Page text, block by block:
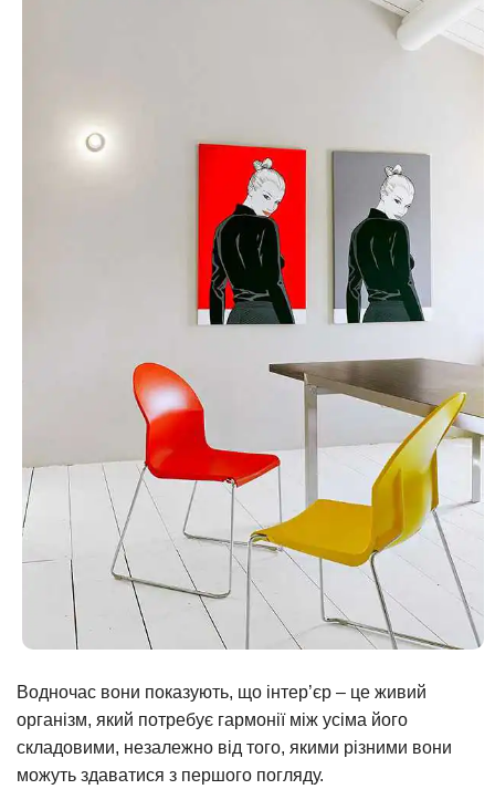
Водночас вони показують, що інтер’єр – це живий
організм, який потребує гармонії між усіма його
складовими, незалежно від того, якими різними вони
можуть здаватися з першого погляду.